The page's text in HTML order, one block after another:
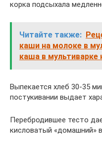
корка подсыхала
Читайте также:
каши на молоке в
каша в мультиварке
Выпекается хлеб 30-35
постукивании выдает
Перебродившее тесто
кисловатый «домашний»